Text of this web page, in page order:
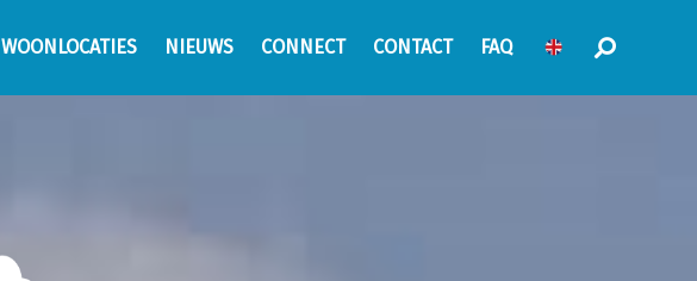
WOONLOCATIES NIEUWS CONNECT CONTACT FAQ